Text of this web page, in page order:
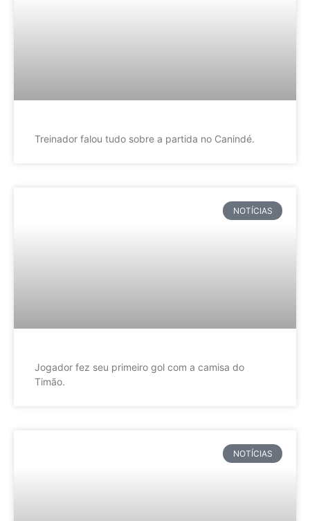
Treinador falou tudo sobre a partida no Canindé.
NOTÍCIAS
Jogador fez seu primeiro gol com a camisa do
Timão.
NOTÍCIAS